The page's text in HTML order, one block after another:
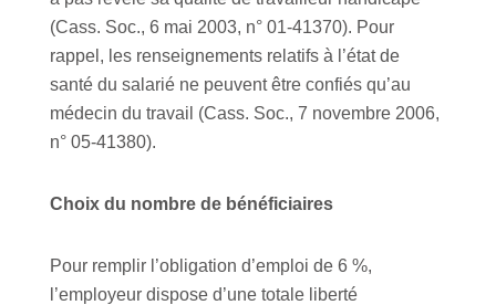
(Cass. Soc., 6 mai 2003, n° 01-41370). Pour
rappel, les renseignements relatifs à l’état de
santé du salarié ne peuvent être confiés qu’au
médecin du travail (Cass. Soc., 7 novembre 2006,
n° 05-41380).
Choix du nombre de bénéficiaires
Pour remplir l’obligation d’emploi de 6 %,
l’employeur dispose d’une totale liberté